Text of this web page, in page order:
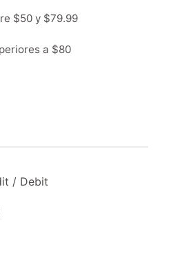
$50 y $79.99
a $80
/ Debit